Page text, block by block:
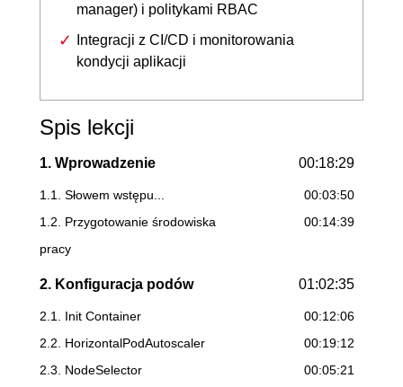
manager) i politykami RBAC
Integracji z CI/CD i monitorowania
kondycji aplikacji
Spis lekcji
1. Wprowadzenie 00:18:29
1.1. Słowem wstępu...
00:03:50
1.2. Przygotowanie środowiska
pracy
00:14:39
2. Konfiguracja podów 01:02:35
2.1. Init Container
00:12:06
2.2. HorizontalPodAutoscaler
00:19:12
2.3. NodeSelector
00:05:21